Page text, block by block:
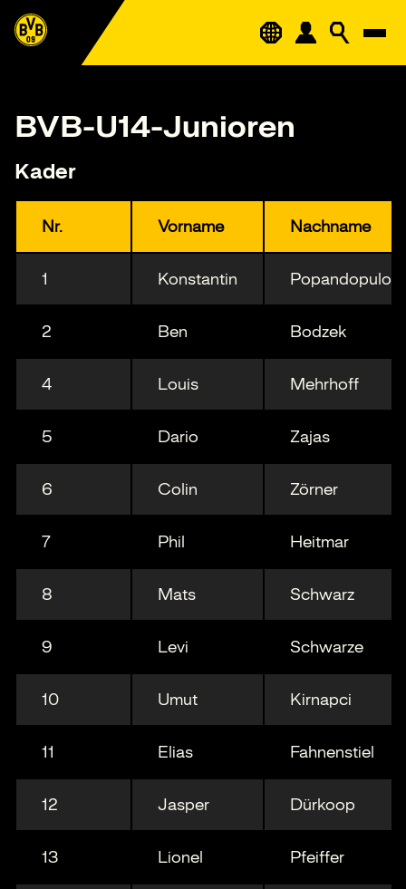
BVB-U14-Junioren
Kader
Nr. Vorname Nachname
1 Konstantin Popandopulo
2 Ben Bodzek
4 Louis Mehrhoff
5 Dario Zajas
6 Colin Zörner
7 Phil Heitmar
8 Mats Schwarz
9 Levi Schwarze
10 Umut Kirnapci
11 Elias Fahnenstiel
12 Jasper Dürkoop
13 Lionel Pfeiffer